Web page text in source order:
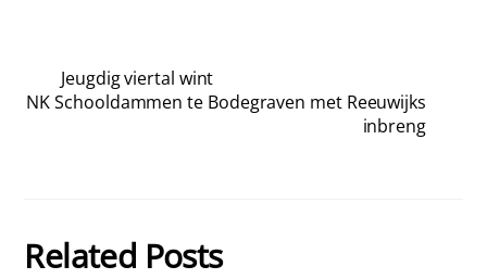
Jeugdig viertal wint
NK Schooldammen te Bodegraven met Reeuwijks
inbreng
Related Posts